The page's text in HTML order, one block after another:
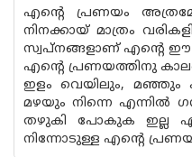
എന്റെ പ്രണയം
നിനക്കായ് മാത്രം
സ്വപ്‌നങ്ങളാണ് എന്റെ
എന്റെ പ്രണയത്തിനു
ഇളം വെയിലും, മഞ്ഞും
മഴയും നിന്നെ എന്നിൽ
തഴുകി പോകുക ഇല്ല
നിന്നോടുള്ള എന്റെ